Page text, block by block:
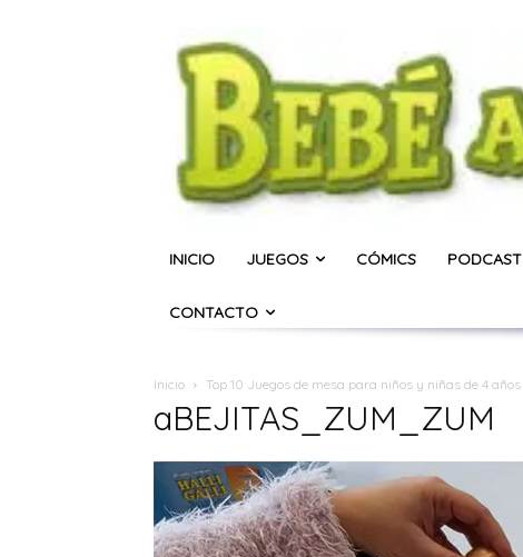
INICIO JUEGOS CÓMICS PODCAST
CONTACTO
Inicio Top 10 Juegos de mesa para niños y niñas de 4 años
aBEJITAS_ZUM_ZUM